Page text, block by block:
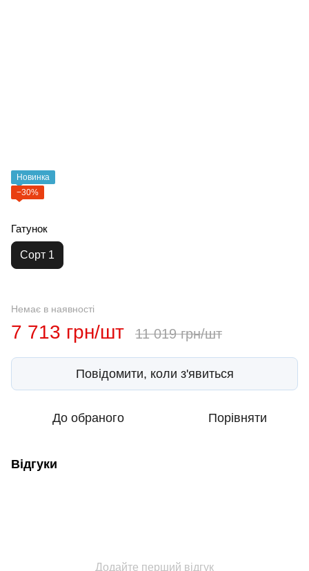
Новинка
−30%
Гатунок
Сорт 1
Немає в наявності
7 713 грн/шт 11 019 грн/шт
Повідомити, коли з'явиться
До обраного Порівняти
Відгуки
Додайте перший відгук